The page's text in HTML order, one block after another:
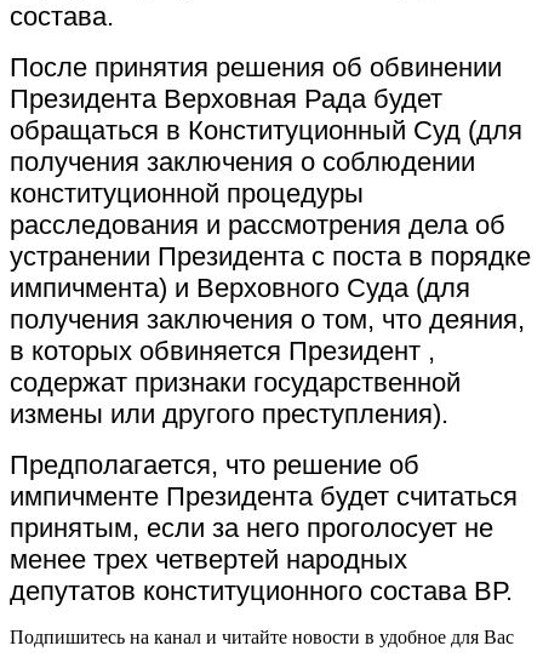
состава.
После принятия решения об обвинении
Президента Верховная Рада будет
обращаться в Конституционный Суд (для
получения заключения о соблюдении
конституционной процедуры
расследования и рассмотрения дела об
устранении Президента с поста в порядке
импичмента) и Верховного Суда (для
получения заключения о том, что деяния,
в которых обвиняется Президент ,
содержат признаки государственной
измены или другого преступления).
Предполагается, что решение об
импичменте Президента будет считаться
принятым, если за него проголосует не
менее трех четвертей народных
депутатов конституционного состава ВР.
Подпишитесь на канал и читайте новости в удобное для Вас